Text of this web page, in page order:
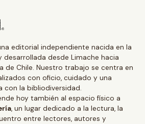
editorial independiente nacida en la
desarrollada desde Limache hacia
de Chile. Nuestro trabajo se centra en
con oficio, cuidado y una
la bibliodiversidad.
hoy también al espacio físico a
, un lugar dedicado a la lectura, la
entre lectores, autores y